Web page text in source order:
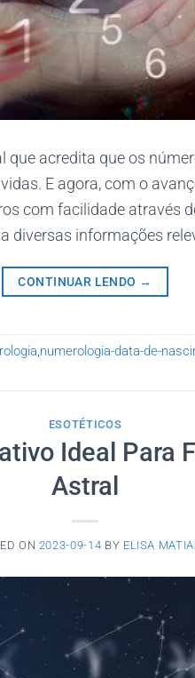
que acredita que os
E agora, com o
com facilidade através
diversas informações
CONTINUAR LENDO →
,numerologia-data-de-
ESOTÉTICOS
Ideal Para
Astral
ON 2023-09-14 BY ELISA